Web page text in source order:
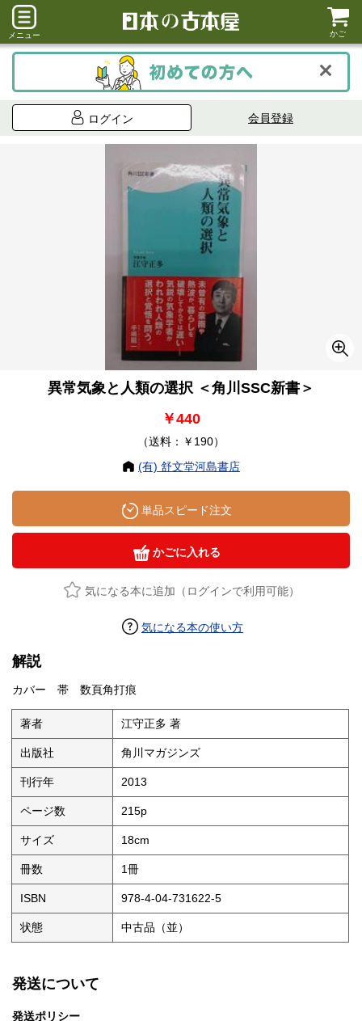
メニュー かご
ログイン 会員登録
異常気象と人類の選択 ＜角川SSC新書＞
￥440
（送料：￥190）
(有) 舒文堂河島書店
単品スピード注文
かごに入れる
気になる本に追加（ログインで利用可能）
気になる本の使い方
解説
カバー 帯 数頁角打痕
著者 江守正多 著
出版社 角川マガジンズ
刊行年 2013
ページ数 215p
サイズ 18cm
冊数 1冊
ISBN 978-4-04-731622-5
状態 中古品（並）
発送について
発送ポリシー